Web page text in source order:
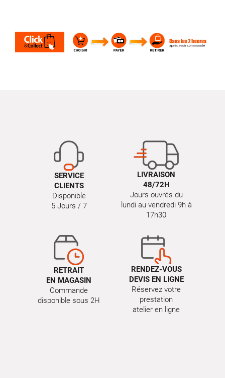
SERVICE
CLIENTS
Disponible
5 Jours / 7
LIVRAISON
48/72H
Jours ouvrés du
lundi au vendredi 9h à
17h30
RETRAIT
EN MAGASIN
Commande
disponible sous 2H
RENDEZ-VOUS
DEVIS EN LIGNE
Réservez votre
prestation
atelier en ligne